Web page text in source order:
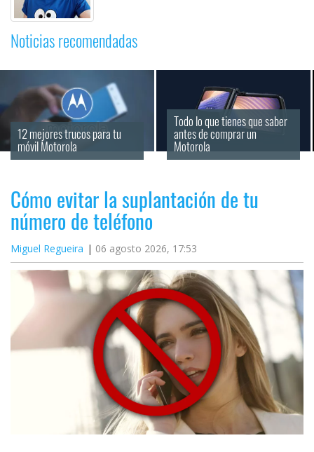
Noticias recomendadas
12 mejores trucos para tu
móvil Motorola
Todo lo que tienes que saber
antes de comprar un
Motorola
Cómo evitar la suplantación de tu
número de teléfono
Miguel Regueira 06 agosto 2026, 17:53